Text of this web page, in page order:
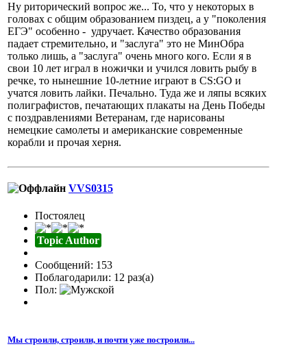
Ну риторический вопрос же... То, что у некоторых в
головах с общим образованием пиздец, а у "поколения
ЕГЭ" особенно - удручает. Качество образования
падает стремительно, и "заслуга" это не МинОбра
только лишь, а "заслуга" очень много кого. Если я в
свои 10 лет играл в ножички и учился ловить рыбу в
речке, то нынешние 10-летние играют в CS:GO и
учатся ловить лайки. Печально. Туда же и ляпы всяких
полиграфистов, печатающих плакаты на День Победы
с поздравлениями Ветеранам, где нарисованы
немецкие самолеты и американские современные
корабли и прочая херня.
VVS0315
Постоялец
Topic Author
Сообщений: 153
Поблагодарили: 12 раз(а)
Пол:
Мы строили, строили, и почти уже построили...